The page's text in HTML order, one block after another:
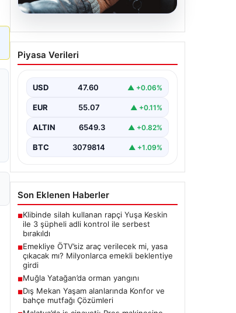
05.08.2026
Emekliye ÖTV’siz araç
verilecek mi, yasa çıkacak
beklentiye girdi
Piyasa Verileri
USD 47.60 ▲ +0.06%
EUR 55.07 ▲ +0.11%
ALTIN 6549.3 ▲ +0.82%
BTC 3079814 ▲ +1.09%
Son Eklenen Haberler
■Klibinde silah kullanan rapçi Yuşa Keskin
ile 3 şüpheli adli kontrol ile serbest
bırakıldı
■Emekliye ÖTV’siz araç verilecek mi, yasa
çıkacak mı? Milyonlarca emekli beklentiye
girdi
■Muğla Yatağan’da orman yangını
■Dış Mekan Yaşam alanlarında Konfor ve
bahçe mutfağı Çözümleri